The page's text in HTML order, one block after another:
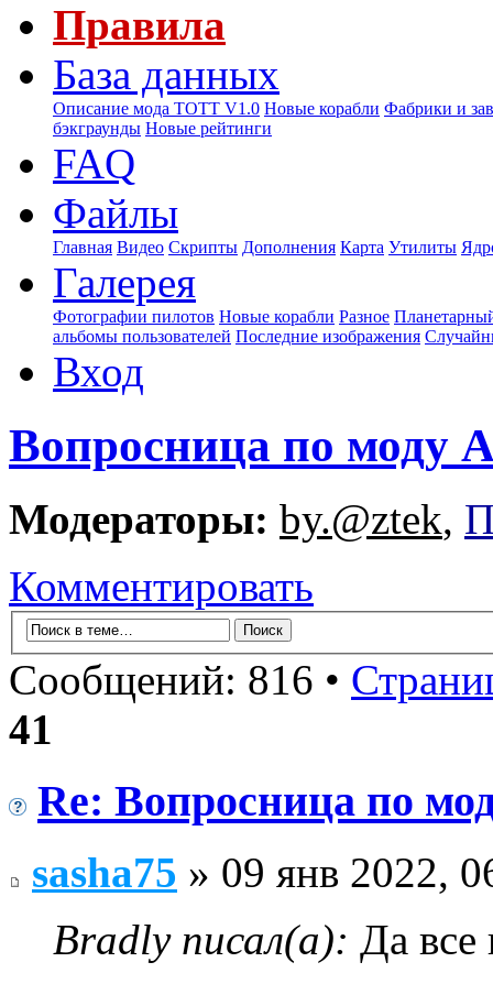
Правила
База данных
Описание мода ТОТТ V1.0 Новые корабли Фабрики и
бэкграунды Новые рейтинги
FAQ
Файлы
Главная Видео Скрипты Дополнения Карта Утилиты
Галерея
Фотографии пилотов Новые корабли Разное
альбомы пользователей Последние изображения
Вход
Вопросница по моду
Модераторы: by.@ztek,
Комментировать
Сообщений: 816 •
41
Re: Вопросница по
sasha75 » 09 янв 2022,
Bradly писал(а): Да все